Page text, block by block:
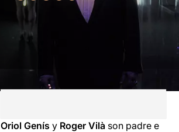
Oriol Genísy Roger Vilà son padre e